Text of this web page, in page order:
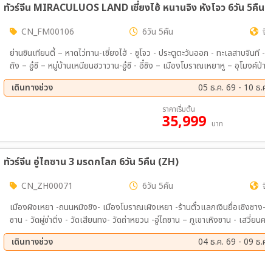
ทัวร์จีน MIRACULUOS LAND เซี่ยงไฮ้ หนานจิง หังโจว 6วัน 5คื
CN_FM00106 6วัน 5คืน
ย่านซินเทียนตี้ – หาดไว่ทาน-เซี่ยงไฮ้ - ซูโจว - ประตูตะวันออก - ทะเลสาบจินที
ถัง – อู๋ซี – หมู่บ้านเหนียนฮวาวาน-อู๋ซี - อี๋ซิง – เมืองโบราณเหยาหู – อุโมงค์ป่าไผ่(รวมรถไฟเล็ก) – หนาน
จิง-หนานจิง – ภูเขาหนิวโสว่ซาน(รวมรถแบตเตอรี่) - ถนนอู๋ถง – วัดขงจื๊อ+ช
เมืองโบราณหนานซุน – ป่าในน้ำทะเลสาบชิงซานหังโจว – ซีหูXINTIANDI – ห้าง INN77 - หังโจว –
เซี่ยงไฮ้ – NORTH BUND – FLAGSHIP STORE
เดินทางช่วง
05 ธ.ค. 69 - 10 ธ.
ราคาเริ่มต้น
35,999 บาท
ทัวร์จีน อู่ไถซาน 3 มรดกโลก 6วัน 5คืน (ZH)
CN_ZH00071 6วัน 5คืน
เมืองผิงเหยา -ถนนหมิงชิง- เมืองโบราณเผิงเหยา -ร้านตั๋วแลกเงินยื่อเซิงซาง
ซาน - วัดผู่ซ่าติ่ง - วัดเสียนทง- วัดถ่าหยวน -อู่ไถซาน – ภูเขาเหิงซาน - เสวี่ย
เมืองโบราณต้าถงต้าถง –ถ้ำหยุนกัง(รวมรถแบตเตอรี่) -รถไฟความเร็วสูง- ยุ่
เดินทางช่วง
04 ธ.ค. 69 - 09 ธ.